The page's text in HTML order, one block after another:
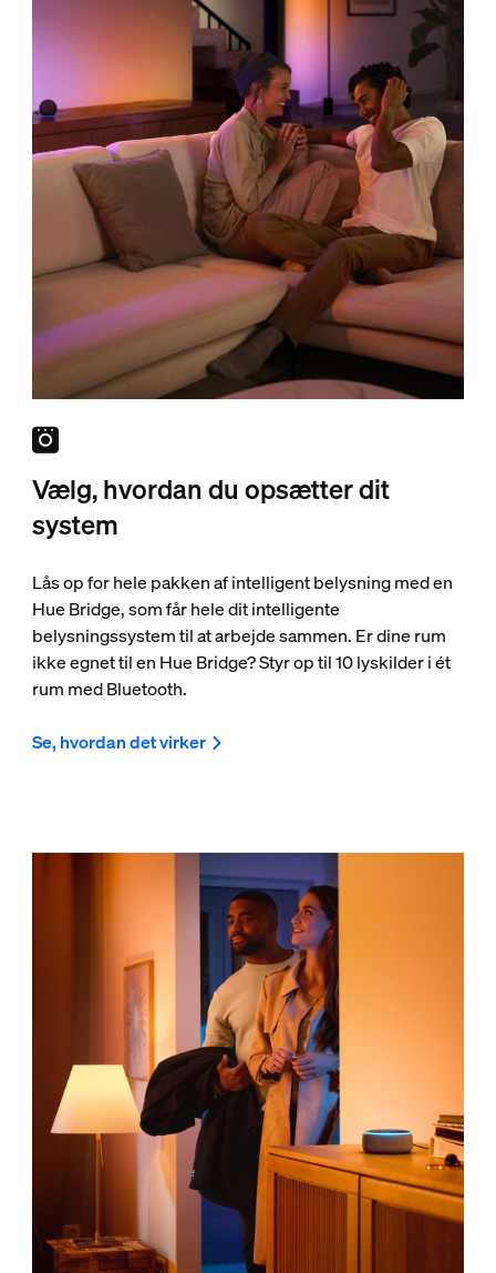
Vælg, hvordan du opsætter dit
system
Lås op for hele pakken af intelligent belysning med en
Hue Bridge, som får hele dit intelligente
belysningssystem til at arbejde sammen. Er dine rum
ikke egnet til en Hue Bridge? Styr op til 10 lyskilder i ét
rum med Bluetooth.
Se, hvordan det virker